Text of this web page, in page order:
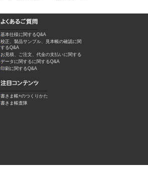
基本仕様に関するQ&A
校正、製品サンプル、見本帳の確認に関
するQ&A
お見積、ご注文、代金の支払いに関する
データに関するに関するQ&A
印刷に関するQ&A
書きま帳+のつくりかた
書きま帳査隊